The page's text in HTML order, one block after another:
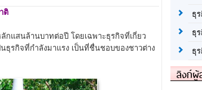
ติ
กแสนล้านบาทต่อปี โดยเฉพาะธุรกิจที่เกี่ยว
นธุรกิจที่กำลังมาแรง เป็นที่ชื่นชอบของชาวต่าง
ธุ
ธุ
ธุ
ลิงก์